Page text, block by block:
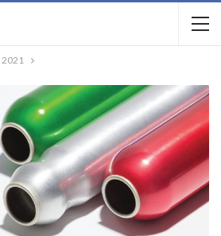
2021